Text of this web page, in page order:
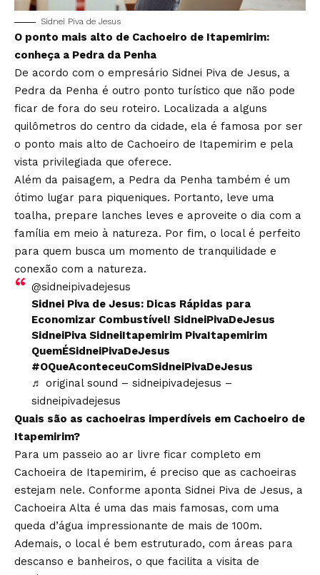
Sidnei Piva de Jesus
O ponto mais alto de Cachoeiro de Itapemirim:
conheça a Pedra da Penha
De acordo com o empresário Sidnei Piva de Jesus, a
Pedra da Penha é outro ponto turístico que não pode
ficar de fora do seu roteiro. Localizada a alguns
quilômetros do centro da cidade, ela é famosa por ser
o ponto mais alto de Cachoeiro de Itapemirim e pela
vista privilegiada que oferece.
Além da paisagem, a Pedra da Penha também é um
ótimo lugar para piqueniques. Portanto, leve uma
toalha, prepare lanches leves e aproveite o dia com a
família em meio à natureza. Por fim, o local é perfeito
para quem busca um momento de tranquilidade e
conexão com a natureza.
@sidneipivadejesus
Sidnei Piva de Jesus: Dicas Rápidas para
Economizar Combustível! SidneiPivaDeJesus
SidneiPiva SidneiItapemirim PivaItapemirim
QuemÉSidneiPivaDeJesus
#OQueAconteceuComSidneiPivaDeJesus
♬ original sound – sidneipivadejesus –
sidneipivadejesus
Quais são as cachoeiras imperdíveis em Cachoeiro de
Itapemirim?
Para um passeio ao ar livre ficar completo em
Cachoeira de Itapemirim, é preciso que as cachoeiras
estejam nele. Conforme aponta Sidnei Piva de Jesus, a
Cachoeira Alta é uma das mais famosas, com uma
queda d’água impressionante de mais de 100m.
Ademais, o local é bem estruturado, com áreas para
descanso e banheiros, o que facilita a visita de